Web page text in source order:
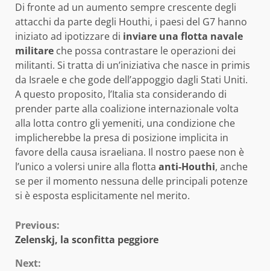
Di fronte ad un aumento sempre crescente degli
attacchi da parte degli Houthi, i paesi del G7 hanno
iniziato ad ipotizzare di inviare una flotta navale
militare che possa contrastare le operazioni dei
militanti. Si tratta di un’iniziativa che nasce in primis
da Israele e che gode dell’appoggio dagli Stati Uniti.
A questo proposito, l’Italia sta considerando di
prender parte alla coalizione internazionale volta
alla lotta contro gli yemeniti, una condizione che
implicherebbe la presa di posizione implicita in
favore della causa israeliana. Il nostro paese non è
l’unico a volersi unire alla flotta anti-Houthi, anche
se per il momento nessuna delle principali potenze
si è esposta esplicitamente nel merito.
Continue
Reading
Previous:
Zelenskj, la sconfitta peggiore
Next: